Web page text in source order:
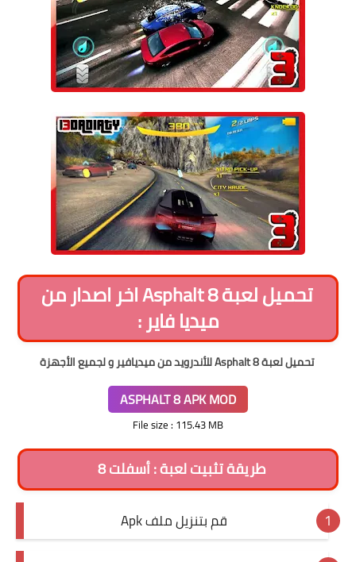
تحميل لعبة Asphalt 8 اخر اصدار من
ميديا فاير :
تحميل لعبة Asphalt 8 ‏للأندرويد من ميديافير و لجميع الأجهزة
ASPHALT 8 APK MOD
File size : 115.43 MB
طريقة تثبيت لعبة : أسفلت 8
قم بتنزيل ملف Apk